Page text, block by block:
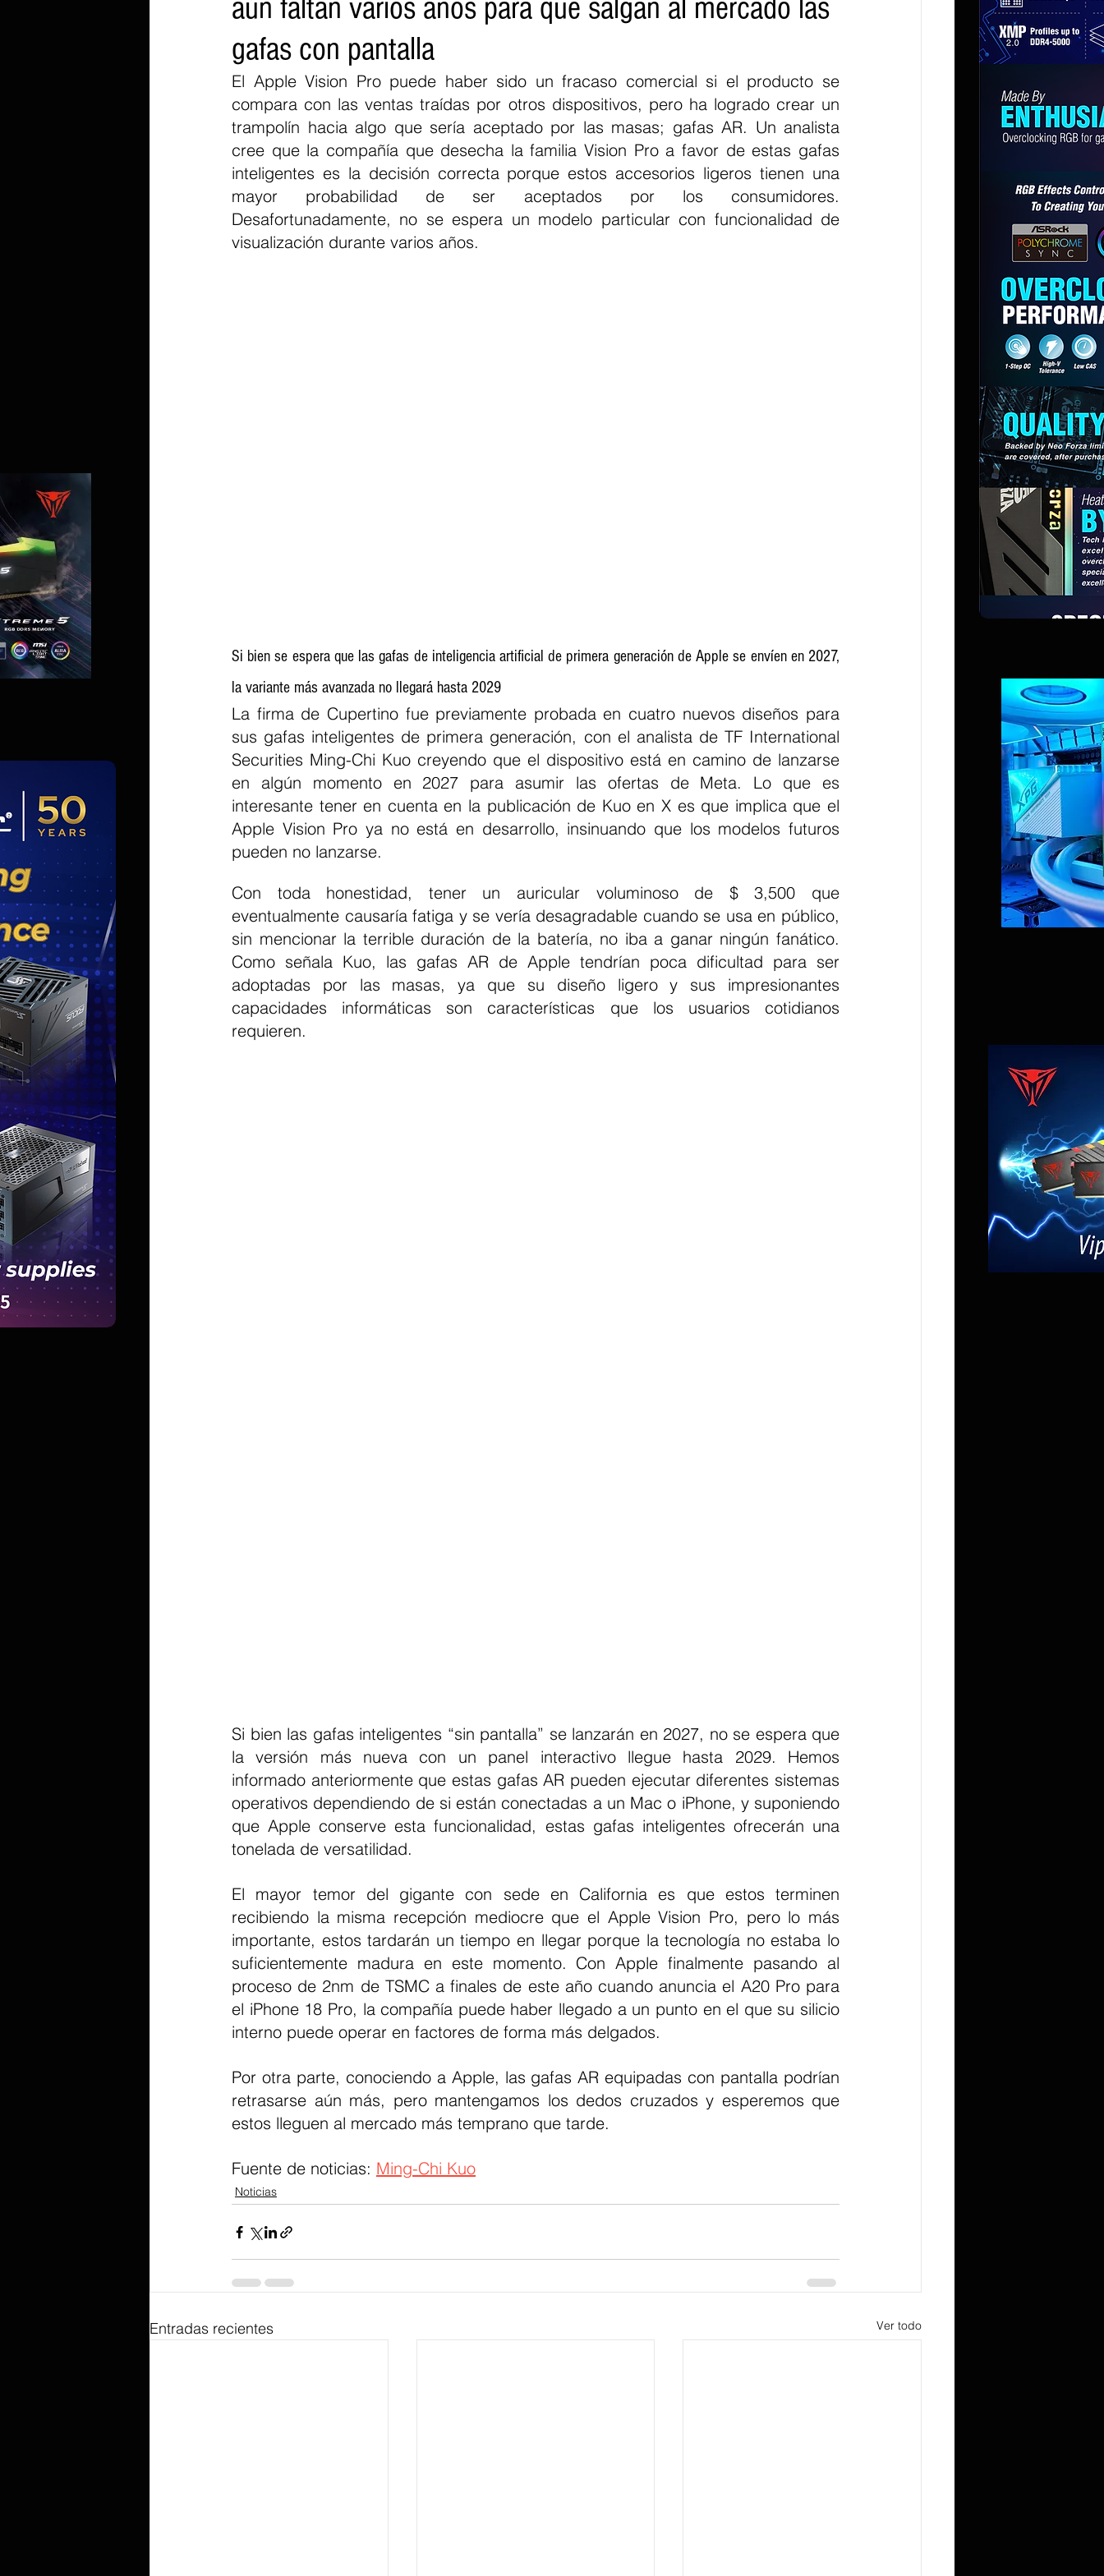
aún faltan varios años para que salgan al mercado las
gafas con pantalla
El Apple Vision Pro puede haber sido un fracaso comercial si el producto se
compara con las ventas traídas por otros dispositivos, pero ha logrado crear un
trampolín hacia algo que sería aceptado por las masas; gafas AR. Un analista
cree que la compañía que desecha la familia Vision Pro a favor de estas gafas
inteligentes es la decisión correcta porque estos accesorios ligeros tienen una
mayor probabilidad de ser aceptados por los consumidores.
Desafortunadamente, no se espera un modelo particular con funcionalidad de
visualización durante varios años.
Si bien se espera que las gafas de inteligencia artificial de primera generación de Apple se envíen en 2027,
la variante más avanzada no llegará hasta 2029
La firma de Cupertino fue previamente probada en cuatro nuevos diseños para
sus gafas inteligentes de primera generación, con el analista de TF International
Securities Ming-Chi Kuo creyendo que el dispositivo está en camino de lanzarse
en algún momento en 2027 para asumir las ofertas de Meta. Lo que es
interesante tener en cuenta en la publicación de Kuo en X es que implica que el
Apple Vision Pro ya no está en desarrollo, insinuando que los modelos futuros
pueden no lanzarse.
Con toda honestidad, tener un auricular voluminoso de $ 3,500 que
eventualmente causaría fatiga y se vería desagradable cuando se usa en público,
sin mencionar la terrible duración de la batería, no iba a ganar ningún fanático.
Como señala Kuo, las gafas AR de Apple tendrían poca dificultad para ser
adoptadas por las masas, ya que su diseño ligero y sus impresionantes
capacidades informáticas son características que los usuarios cotidianos
requieren.
Si bien las gafas inteligentes “sin pantalla” se lanzarán en 2027, no se espera que
la versión más nueva con un panel interactivo llegue hasta 2029. Hemos
informado anteriormente que estas gafas AR pueden ejecutar diferentes sistemas
operativos dependiendo de si están conectadas a un Mac o iPhone, y suponiendo
que Apple conserve esta funcionalidad, estas gafas inteligentes ofrecerán una
tonelada de versatilidad.
El mayor temor del gigante con sede en California es que estos terminen
recibiendo la misma recepción mediocre que el Apple Vision Pro, pero lo más
importante, estos tardarán un tiempo en llegar porque la tecnología no estaba lo
suficientemente madura en este momento. Con Apple finalmente pasando al
proceso de 2nm de TSMC a finales de este año cuando anuncia el A20 Pro para
el iPhone 18 Pro, la compañía puede haber llegado a un punto en el que su silicio
interno puede operar en factores de forma más delgados.
Por otra parte, conociendo a Apple, las gafas AR equipadas con pantalla podrían
retrasarse aún más, pero mantengamos los dedos cruzados y esperemos que
estos lleguen al mercado más temprano que tarde.
Fuente de noticias: Ming-Chi Kuo
Noticias
Entradas recientes Ver todo